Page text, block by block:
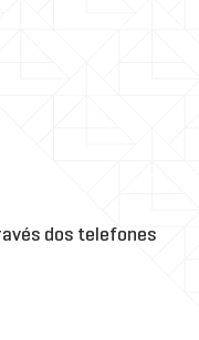
dos telefones